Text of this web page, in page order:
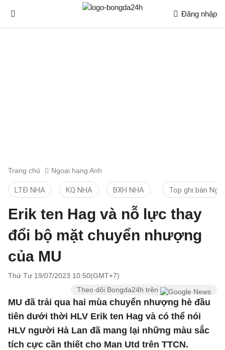
Đăng nhập
Trang chủ Ngoại hạng Anh
LTĐ NHA KQ NHA BXH NHA Top ghi bàn
Erik ten Hag và nỗ lực thay
đổi bộ mặt chuyển nhượng
của MU
Thứ Tư 19/07/2023 10:50(GMT+7)
Theo dõi Bongda24h trên
MU đã trải qua hai mùa chuyển nhượng hè đầu
tiên dưới thời HLV Erik ten Hag và có thể nói
HLV người Hà Lan đã mang lại những màu sắc
tích cực cần thiết cho Man Utd trên TTCN.